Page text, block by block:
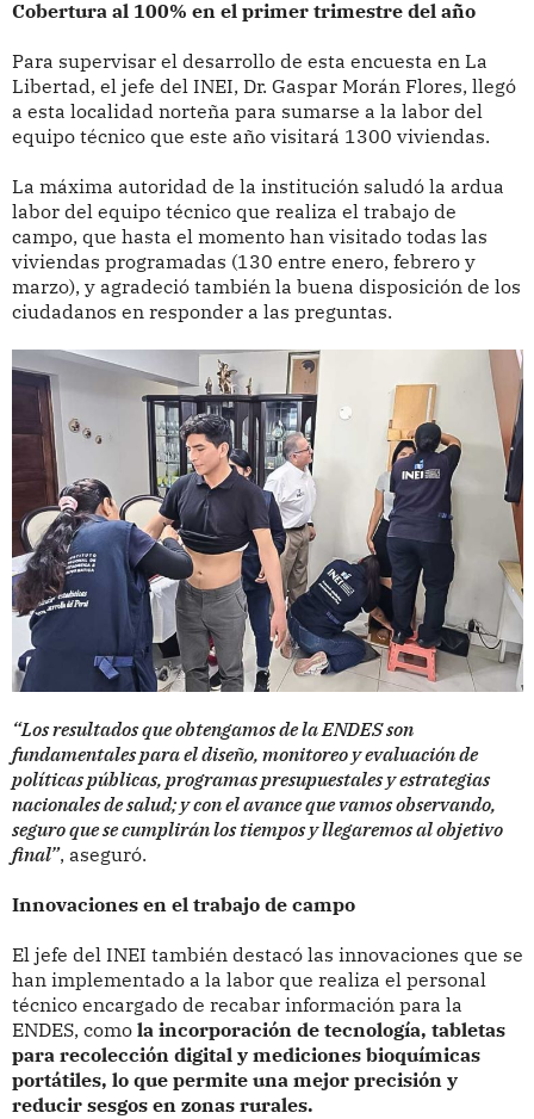
Cobertura al 100% en el primer trimestre del año
Para supervisar el desarrollo de esta encuesta en La
Libertad, el jefe del INEI, Dr. Gaspar Morán Flores, llegó
a esta localidad norteña para sumarse a la labor del
equipo técnico que este año visitará 1300 viviendas.
La máxima autoridad de la institución saludó la ardua
labor del equipo técnico que realiza el trabajo de
campo, que hasta el momento han visitado todas las
viviendas programadas (130 entre enero, febrero y
marzo), y agradeció también la buena disposición de los
ciudadanos en responder a las preguntas.
“Los resultados que obtengamos de la ENDES son
fundamentales para el diseño, monitoreo y evaluación de
políticas públicas, programas presupuestales y estrategias
nacionales de salud; y con el avance que vamos observando,
seguro que se cumplirán los tiempos y llegaremos al objetivo
final”, aseguró.
Innovaciones en el trabajo de campo
El jefe del INEI también destacó las innovaciones que se
han implementado a la labor que realiza el personal
técnico encargado de recabar información para la
ENDES, como la incorporación de tecnología, tabletas
para recolección digital y mediciones bioquímicas
portátiles, lo que permite una mejor precisión y
reducir sesgos en zonas rurales.